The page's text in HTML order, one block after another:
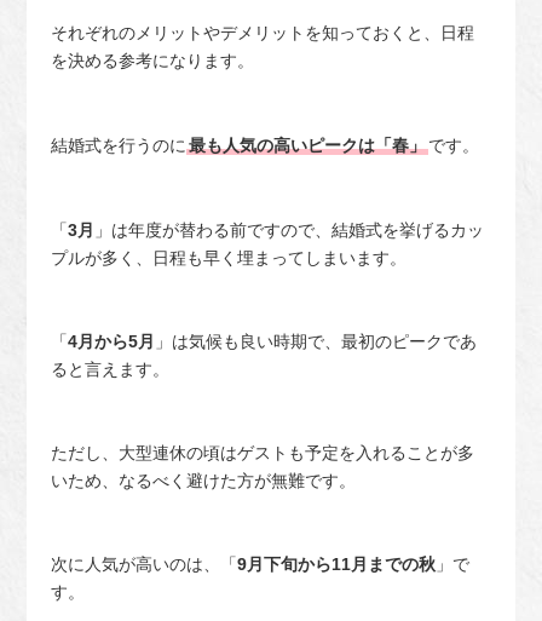
それぞれのメリットやデメリットを知っておくと、日程
を決める参考になります。
結婚式を行うのに最も人気の高いピークは「春」です。
「3月 」は年度が替わる前ですので、結婚式を挙げるカッ
プルが多く、日程も早く埋まってしまいます。
「4月から5月 」は気候も良い時期で、最初のピークであ
ると言えます。
ただし、大型連休の頃はゲストも予定を入れることが多
いため、なるべく避けた方が無難です。
次に人気が高いのは、「9月下旬から11月までの秋 」で
す。